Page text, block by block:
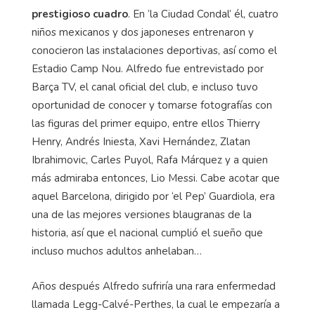
prestigioso cuadro. En ‘la Ciudad Condal’ él, cuatro
niños mexicanos y dos japoneses entrenaron y
conocieron las instalaciones deportivas, así como el
Estadio Camp Nou. Alfredo fue entrevistado por
Barça TV, el canal oficial del club, e incluso tuvo
oportunidad de conocer y tomarse fotografías con
las figuras del primer equipo, entre ellos Thierry
Henry, Andrés Iniesta, Xavi Hernández, Zlatan
Ibrahimovic, Carles Puyol, Rafa Márquez y a quien
más admiraba entonces, Lio Messi. Cabe acotar que
aquel Barcelona, dirigido por ‘el Pep’ Guardiola, era
una de las mejores versiones blaugranas de la
historia, así que el nacional cumplió el sueño que
incluso muchos adultos anhelaban…
Años después Alfredo sufriría una rara enfermedad
llamada Legg-Calvé-Perthes, la cual le empezaría a